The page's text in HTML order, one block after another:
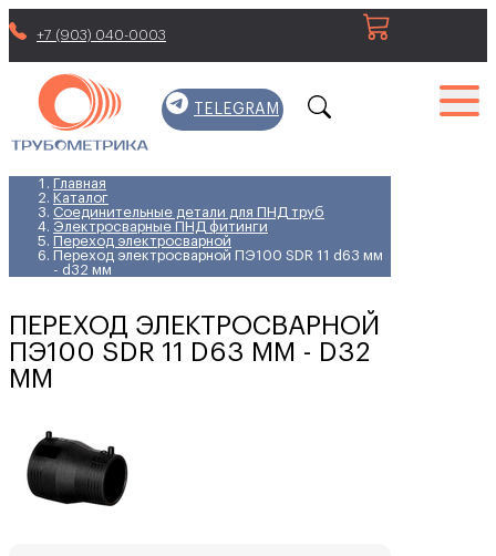
+7 (903) 040-0003
TELEGRAM
Главная
Каталог
Соединительные детали для ПНД труб
Электросварные ПНД фитинги
Переход электросварной
Переход электросварной ПЭ100 SDR 11 d63 мм
- d32 мм
ПЕРЕХОД ЭЛЕКТРОСВАРНОЙ
ПЭ100 SDR 11 D63 ММ - D32
ММ